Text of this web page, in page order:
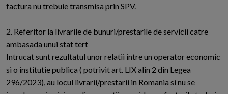
factura nu trebuie transmisa prin SPV.
2. Referitor la livrarile de bunuri/prestarile de servicii catre
ambasada unui stat tert
Intrucat sunt rezultatul unor relatii intre un operator economic
si o institutie publica ( potrivit art. LIX alin 2 din Legea
296/2023), au locul livrarii/prestarii in Romania si nu se